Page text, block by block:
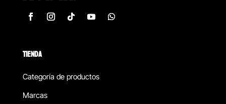
TIENDA
Categoría de productos
Marcas